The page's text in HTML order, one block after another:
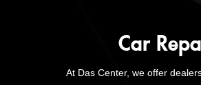
Car
At Das Center, we offer